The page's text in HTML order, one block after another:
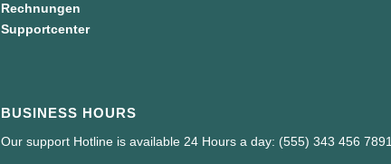
Rechnungen
Supportcenter
BUSINESS HOURS
Our support Hotline is available 24 Hours a day: (555) 343 456 7891